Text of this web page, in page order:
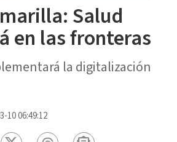
Salud
en las fronteras
la digitalización
10 06:49:12